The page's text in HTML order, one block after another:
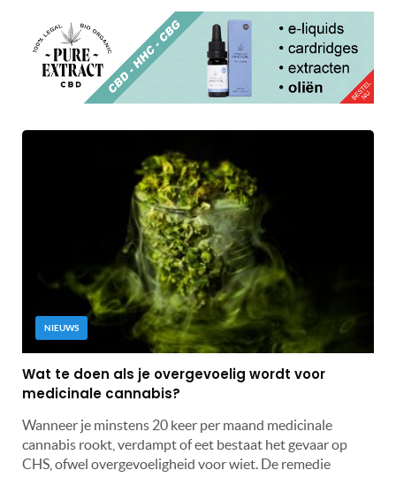
NIEUWS
Wat te doen als je overgevoelig wordt voor
medicinale cannabis?
Wanneer je minstens 20 keer per maand medicinale
cannabis rookt, verdampt of eet bestaat het gevaar op
CHS, ofwel overgevoeligheid voor wiet. De remedie